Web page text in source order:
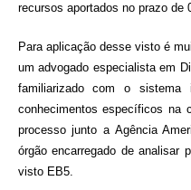
recursos aportados no prazo de
Para aplicação desse visto é
um advogado especialista em
familiarizado com o sistema
conhecimentos específicos na
processo junto a Agência
órgão encarregado de analisar
visto EB5.